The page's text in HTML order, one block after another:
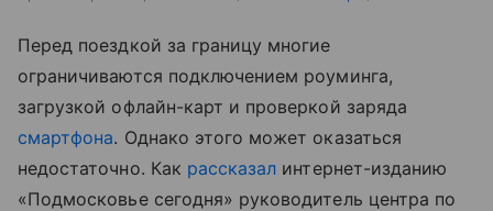
Перед поездкой за границу многие
ограничиваются подключением роуминга,
загрузкой офлайн-карт и проверкой заряда
смартфона. Однако этого может оказаться
недостаточно. Как рассказал интернет-изданию
«Подмосковье сегодня» руководитель центра по